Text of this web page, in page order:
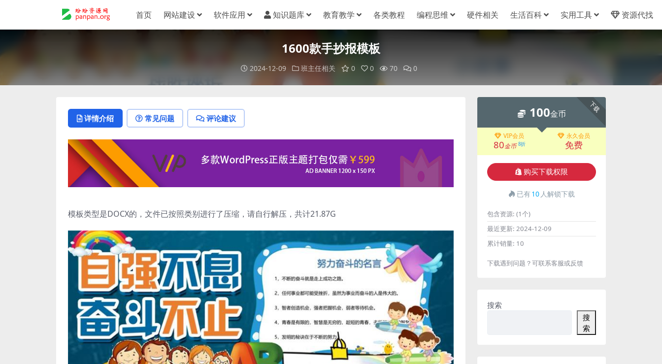
首页 网站建设 软件应用 知识题库 教育教学 各类教程 编程思维 硬件相关 生活百科 实用工具 资源代找
1600款手抄报模板
2024-12-09 班主任相关 0 0 70 0
详情介绍 常见问题 评论建议
模板类型是DOCX的，文件已按照类别进行了压缩，请自行解压，共计21.87G
下载
100金币
VIP会员
80金币 8折
永久会员
免费
购买下载权限
已有10 人解锁下载
包含资源: (1个)
最近更新: 2024-12-09
累计销量: 10
下载遇到问题？可联系客服或反馈
搜索
搜
索